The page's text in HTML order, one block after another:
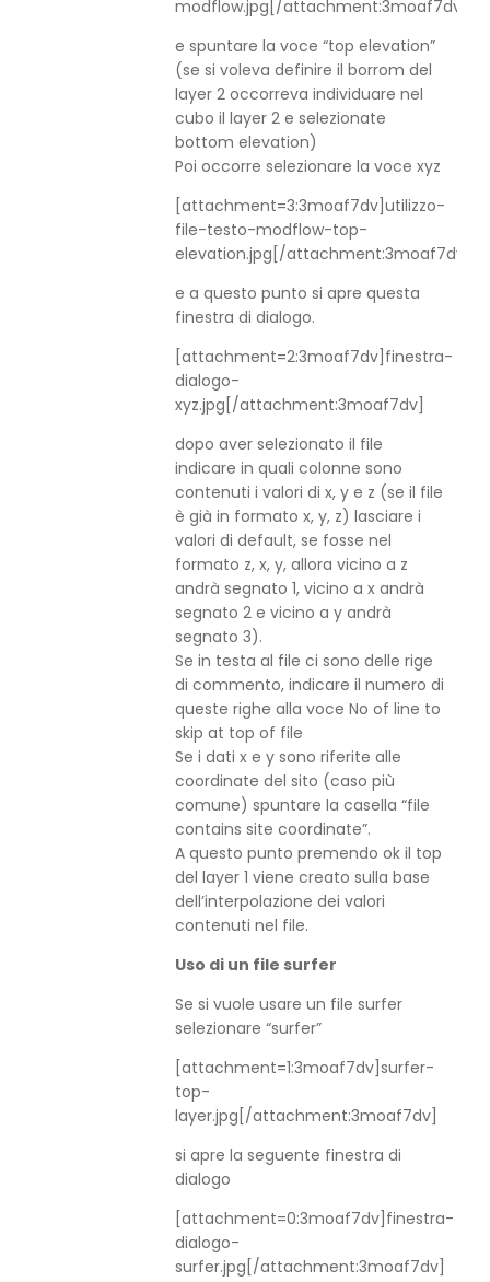
modflow.jpg [/attachment:3moaf7dv]
e spuntare la voce “top elevation”
(se si voleva definire il borrom del
layer 2 occorreva individuare nel
cubo il layer 2 e selezionate
bottom elevation)
Poi occorre selezionare la voce xyz
[attachment=3:3moaf7dv] utilizzo-
file-testo-modflow-top-
elevation.jpg [/attachment:3moaf7dv]
e a questo punto si apre questa
finestra di dialogo.
[attachment=2:3moaf7dv] finestra-
dialogo-
xyz.jpg [/attachment:3moaf7dv]
dopo aver selezionato il file
indicare in quali colonne sono
contenuti i valori di x, y e z (se il file
è già in formato x, y, z) lasciare i
valori di default, se fosse nel
formato z, x, y, allora vicino a z
andrà segnato 1, vicino a x andrà
segnato 2 e vicino a y andrà
segnato 3).
Se in testa al file ci sono delle rige
di commento, indicare il numero di
queste righe alla voce No of line to
skip at top of file
Se i dati x e y sono riferite alle
coordinate del sito (caso più
comune) spuntare la casella “file
contains site coordinate”.
A questo punto premendo ok il top
del layer 1 viene creato sulla base
dell’interpolazione dei valori
contenuti nel file.
Uso di un file surfer
Se si vuole usare un file surfer
selezionare “surfer”
[attachment=1:3moaf7dv] surfer-
top-
layer.jpg [/attachment:3moaf7dv]
si apre la seguente finestra di
dialogo
[attachment=0:3moaf7dv] finestra-
dialogo-
surfer.jpg [/attachment:3moaf7dv]